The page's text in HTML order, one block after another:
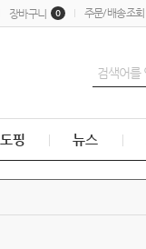
장바구니 0 주문/배송조회
도핑 뉴스